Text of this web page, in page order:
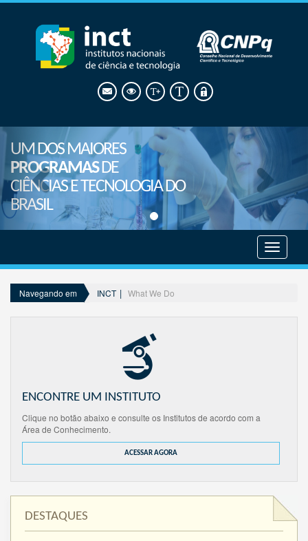
UM DOS MAIORES
PROGRAMASDE
CIÊNCIAS E TECNOLOGIA DO
BRASIL
menu
Navegando em INCT What We Do
ENCONTRE UM INSTITUTO
Clique no botão abaixo e consulte os Institutos de acordo com a
Área de Conhecimento.
ACESSAR AGORA
DESTAQUES